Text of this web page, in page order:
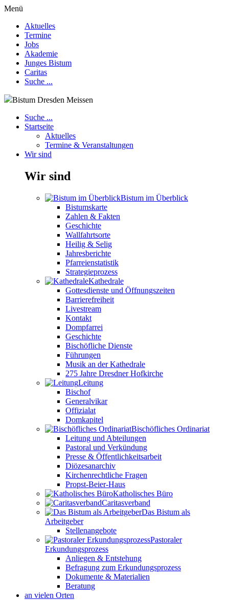
Menü
Aktuelles
Termine
Jobs
Akademie
Junges Bistum
Caritas
Suche ...
Bistum Dresden Meissen
Suche ...
Startseite
Aktuelles
Termine & Veranstaltungen
Wir sind
Wir sind
Bistum im Überblick
Bistumskarte
Zahlen & Fakten
Geschichte
Wallfahrtsorte
Heilig & Selig
Jahresberichte
Pfarreienstatistik
Strategieprozess
Kathedrale
Gottesdienste und Öffnungszeiten
Barrierefreiheit
Livestream
Kontakt
Dompfarrei
Geschichte
Bischöfliche Dienste
Führungen
Musik an der Kathedrale
275 Jahre Dresdner Hofkirche
Leitung
Bischof
Generalvikar
Offizialat
Domkapitel
Bischöfliches Ordinariat
Leitung und Abteilungen
Pastoral und Verkündung
Presse & Öffentlichkeitsarbeit
Diözesanarchiv
Kirchenrechtliche Fragen
Propst-Beier-Haus
Katholisches Büro
Caritasverband
Das Bistum als
Arbeitgeber
Stellenangebote
Pastoraler
Erkundungsprozess
Anliegen & Entstehung
Befragung zum Erkundungsprozess
Dokumente & Materialien
Beratung
an vielen Orten